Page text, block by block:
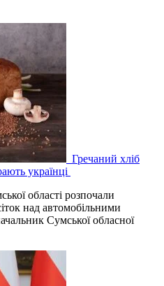
Гречаний хліб
українці
області розпочали
над автомобільними
Сумської обласної